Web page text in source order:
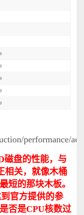
performance/
磁盘的性能，与
相关，就像木桶
短的那块木板。
官方提供的参
否是CPU核数过